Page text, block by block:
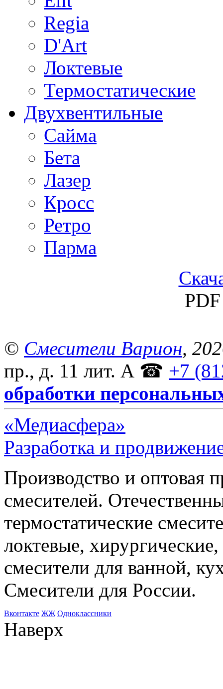
Regia
D'Art
Локтевые
Термостатические
Двухвентильные
Сайма
Бета
Лазер
Кросс
Ретро
Парма
© Смесители Варион,
пр., д. 11 лит. А ☎ +7
обработки
«Медиасфера»
Разработка и
Производство и оптовая
смесителей.
термостатические
локтевые,
смесители для ванной,
Смесители для России.
Bконтакте ЖЖ Одноклассники
Наверх